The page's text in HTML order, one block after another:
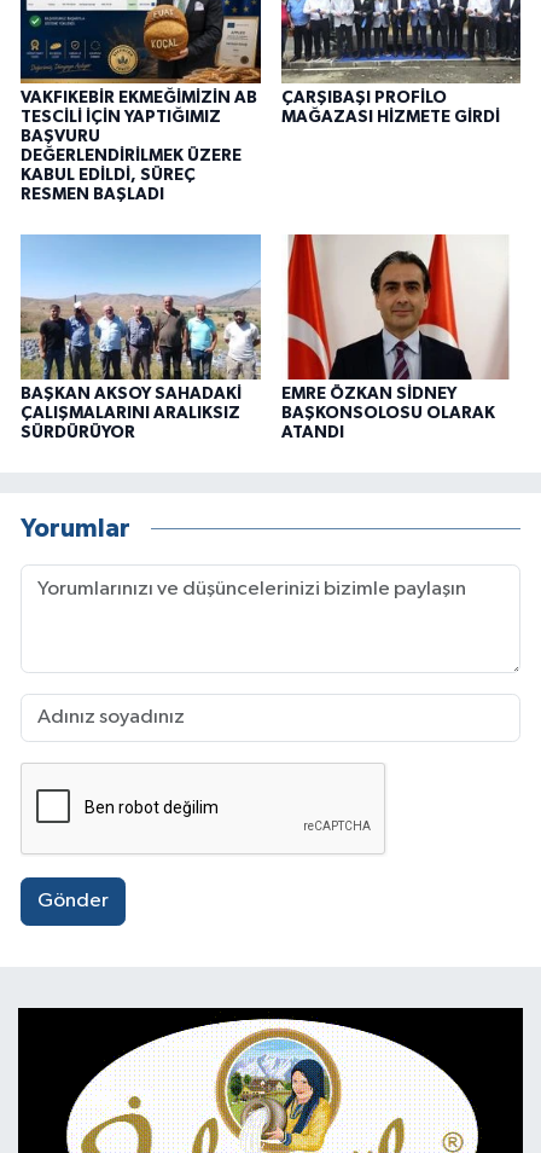
VAKFIKEBİR EKMEĞİMİZİN AB
TESCİLİ İÇİN YAPTIĞIMIZ
BAŞVURU
DEĞERLENDİRİLMEK ÜZERE
KABUL EDİLDİ, SÜREÇ
RESMEN BAŞLADI
ÇARŞIBAŞI PROFİLO
MAĞAZASI HİZMETE GİRDİ
BAŞKAN AKSOY SAHADAKİ
ÇALIŞMALARINI ARALIKSIZ
SÜRDÜRÜYOR
EMRE ÖZKAN SİDNEY
BAŞKONSOLOSU OLARAK
ATANDI
Yorumlar
Gönder